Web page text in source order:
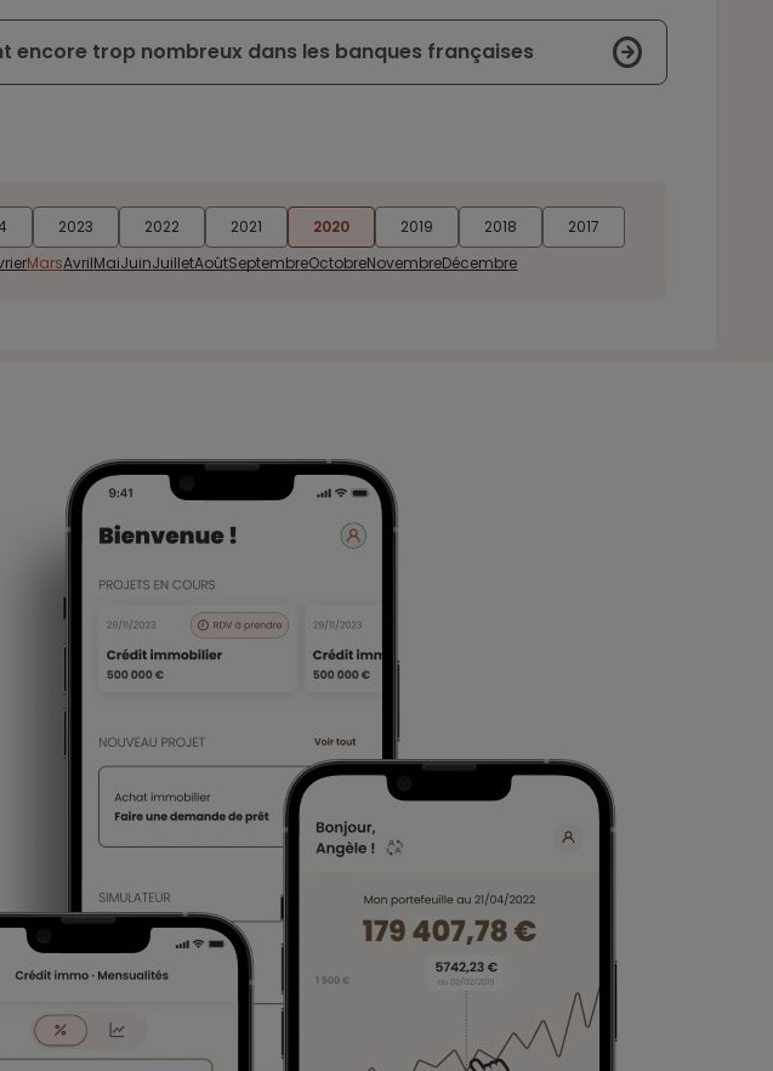
encore trop nombreux dans les banques françaises
2023 2022 2021 2020 2019 2018
2017
MarsAvrilMaiJuinJuilletAoûtSeptembreOctobreNovembreDécembre